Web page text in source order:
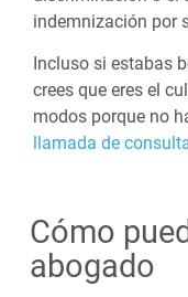
indemnización por
Incluso si estabas
crees que eres el
modos porque no
llamada de
Cómo
abogado